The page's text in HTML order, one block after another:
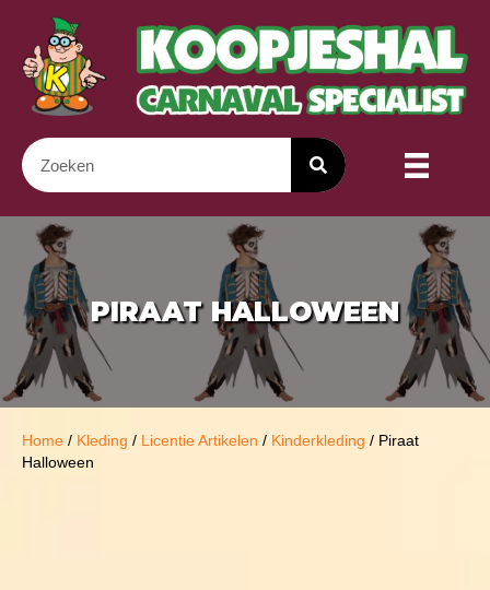
PIRAAT HALLOWEEN
Home / Kleding / Licentie Artikelen / Kinderkleding / Piraat
Halloween